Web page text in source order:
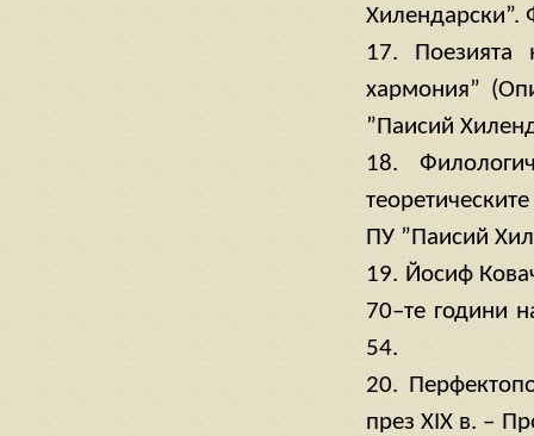
Хилендарски”.
17.
хармония”
”Паисий
18.
ПУ ”Паисий
19. Йосиф
70–те години
54.
20.
през ХIХ в. –